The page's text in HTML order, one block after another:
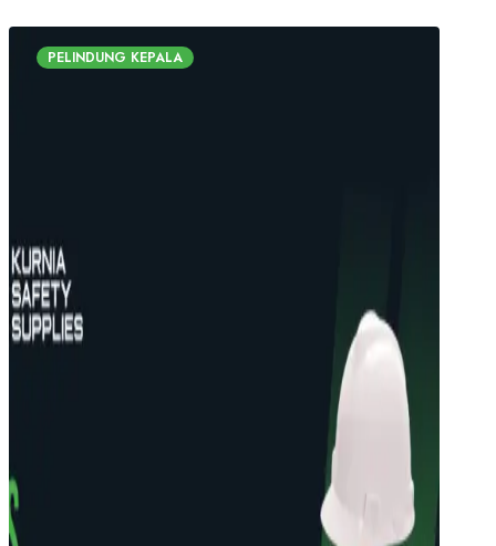
PELINDUNG KEPALA